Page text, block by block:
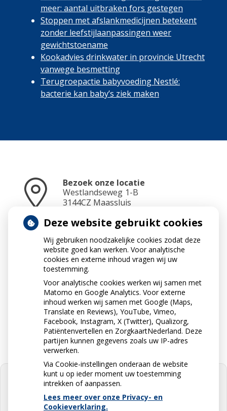
meer: aantal uitbraken fors gestegen
Stoppen met afslankmedicijnen betekent
zonder leefstijlaanpassingen weer
gewichtstoename
Kookadvies drinkwater in provincie Utrecht
vanwege besmetting
Terugroepactie babyvoeding Nestlé:
bacterie kan baby’s ziek maken
Bezoek onze locatie
Westlandseweg 1-B
3144CZ Maassluis
Neem contact op
010-5912234
Stuur ons een e-mail
info@apotheekdejonge.nl
Deze website gebruikt cookies
Wij gebruiken noodzakelijke cookies zodat deze
website goed kan werken. Voor analytische
cookies en externe inhoud vragen wij uw
toestemming.
Voor analytische cookies werken wij samen met
Matomo en Google Analytics. Voor externe
inhoud werken wij samen met Google (Maps,
Translate en Reviews), YouTube, Vimeo,
Facebook, Instagram, X (Twitter), Qualizorg,
Patiëntenvertellen en ZorgkaartNederland. Deze
partijen kunnen gegevens zoals uw IP-adres
verwerken.
Via Cookie-instellingen onderaan de website
kunt u op ieder moment uw toestemming
intrekken of aanpassen.
Lees meer over onze Privacy- en
Cookieverklaring.